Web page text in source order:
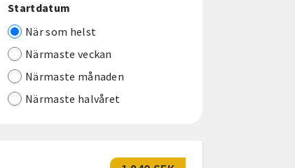
Startdatum
När som helst
Närmaste veckan
Närmaste månaden
Närmaste halvåret